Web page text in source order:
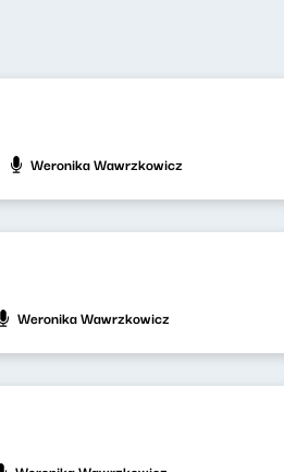
Weronika Wawrzkowicz
Weronika Wawrzkowicz